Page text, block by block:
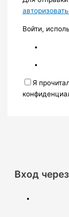
Войти,
Я
Вход